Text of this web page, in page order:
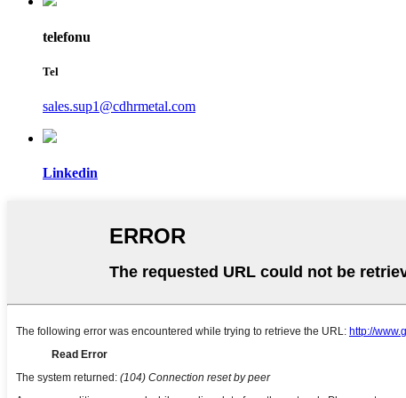
telefonu
Tel
sales.sup1@cdhrmetal.com
Linkedin